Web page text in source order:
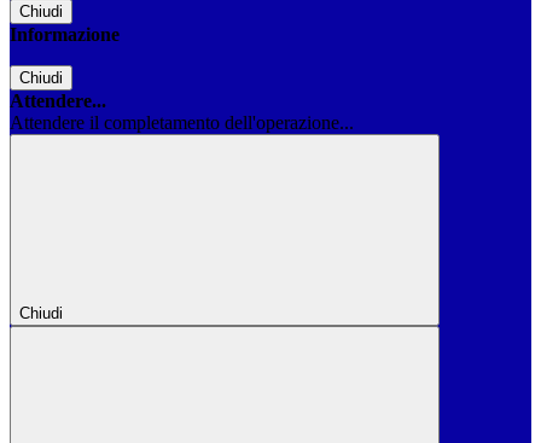
Chiudi
Informazione
Chiudi
Attendere...
Attendere il completamento dell'operazione...
Chiudi